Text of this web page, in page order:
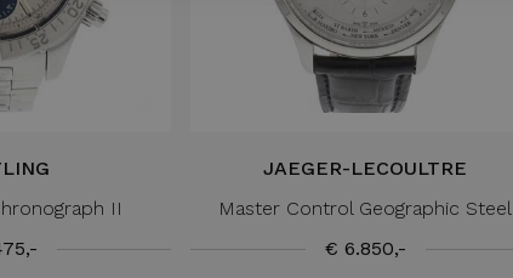
II
JAEGER-LECOULTRE
Master Control Geographic Steel
€ 6.850,-